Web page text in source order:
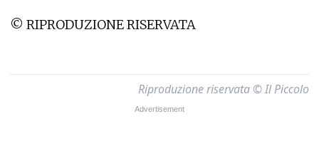
© RIPRODUZIONE RISERVATA
Riproduzione riservata © Il Piccolo